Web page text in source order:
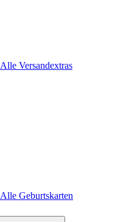
Alle Versandextras
Alle Geburtskarten